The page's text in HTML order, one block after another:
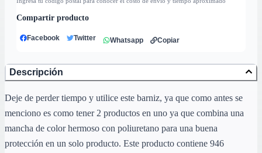
Compartir producto
Facebook Twitter Whatsapp Copiar
Descripción
Deje de perder tiempo y utilice este barniz, ya que como antes se
menciono es como tener 2 productos en uno ya que combina una
mancha de color hermoso con poliuretano para una buena
protección en un solo producto. Este producto contiene 946